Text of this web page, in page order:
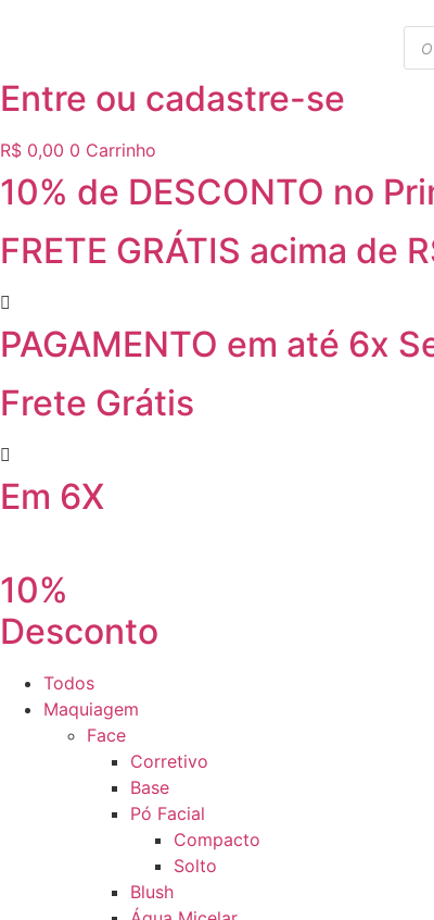
conteúdo
Entre ou cadastre-se
R$ 0,00 0 Carrinho
10% de DESCONTO no
FRETE GRÁTIS acima de
PAGAMENTO em até 6x
Frete Grátis
Em 6X
10%
Desconto
Todos
Maquiagem
Face
Corretivo
Base
Pó Facial
Compacto
Solto
Blush